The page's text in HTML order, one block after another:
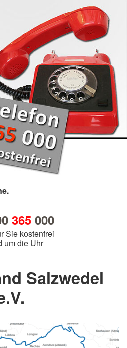
365000
Sie kostenfrei
um die Uhr
Salzwedel